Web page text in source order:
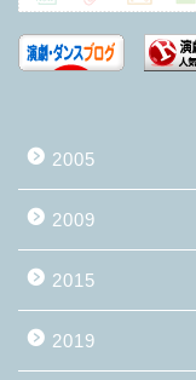
2005
2009
2015
2019